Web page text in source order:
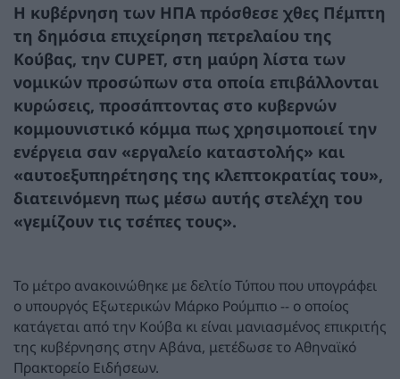
Η κυβέρνηση των ΗΠΑ πρόσθεσε χθες Πέμπτη
τη δημόσια επιχείρηση πετρελαίου της
Κούβας, την CUPET, στη μαύρη λίστα των
νομικών προσώπων στα οποία επιβάλλονται
κυρώσεις, προσάπτοντας στο κυβερνών
κομμουνιστικό κόμμα πως χρησιμοποιεί την
ενέργεια σαν «εργαλείο καταστολής» και
«αυτοεξυπηρέτησης της κλεπτοκρατίας του»,
διατεινόμενη πως μέσω αυτής στελέχη του
«γεμίζουν τις τσέπες τους».
Το μέτρο ανακοινώθηκε με δελτίο Τύπου που υπογράφει
ο υπουργός Εξωτερικών Μάρκο Ρούμπιο -- ο οποίος
κατάγεται από την Κούβα κι είναι μανιασμένος επικριτής
της κυβέρνησης στην Αβάνα, μετέδωσε το Αθηναϊκό
Πρακτορείο Ειδήσεων.